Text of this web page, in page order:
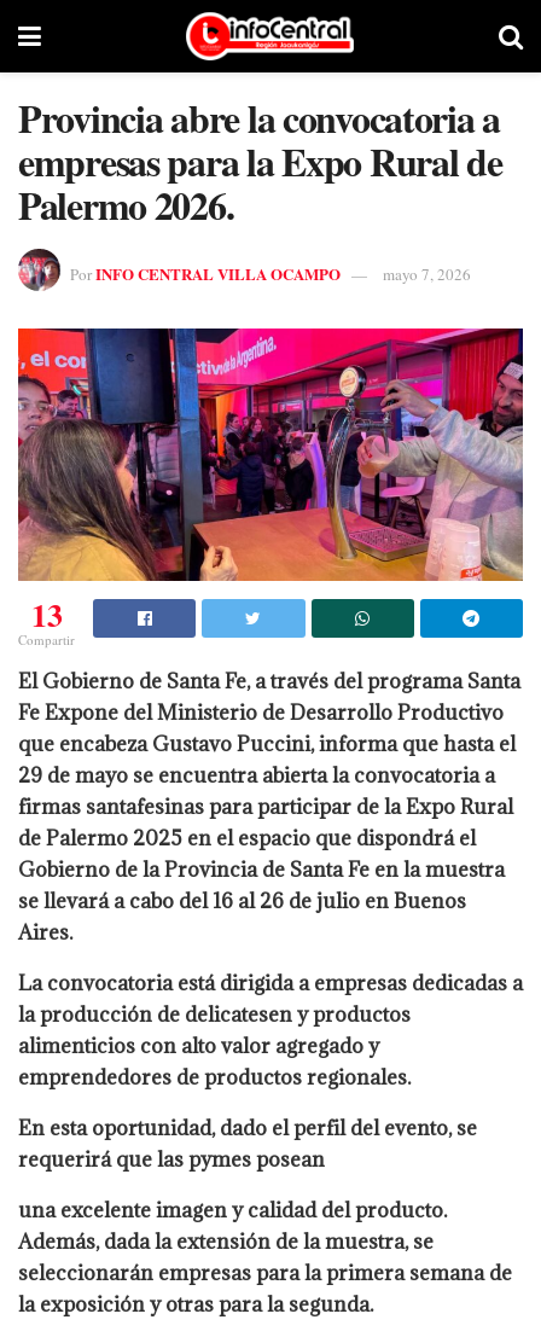
Provincia abre la convocatoria a
empresas para la Expo Rural de
Palermo 2026.
PorINFO CENTRAL VILLA OCAMPO mayo 7, 2026
13
Compartir
El Gobierno de Santa Fe, a través del programa Santa
Fe Expone del Ministerio de Desarrollo Productivo
que encabeza Gustavo Puccini, informa que hasta el
29 de mayo se encuentra abierta la convocatoria a
firmas santafesinas para participar de la Expo Rural
de Palermo 2025 en el espacio que dispondrá el
Gobierno de la Provincia de Santa Fe en la muestra
se llevará a cabo del 16 al 26 de julio en Buenos
Aires.
La convocatoria está dirigida a empresas dedicadas a
la producción de delicatesen y productos
alimenticios con alto valor agregado y
emprendedores de productos regionales.
En esta oportunidad, dado el perfil del evento, se
requerirá que las pymes posean
una excelente imagen y calidad del producto.
Además, dada la extensión de la muestra, se
seleccionarán empresas para la primera semana de
la exposición y otras para la segunda.